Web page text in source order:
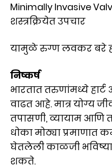
Minimally Invasive
शस्त्रक्रियेत उपचार
यामुळे रुग्ण लवकर बरे
निष्कर्ष
भारतात तरुणांमध्ये
वाढत आहे. मात्र योग्य
तपासणी, व्यायाम आणि
धोका मोठ्या प्रमाणात
घेतलेली काळजी
शकते.